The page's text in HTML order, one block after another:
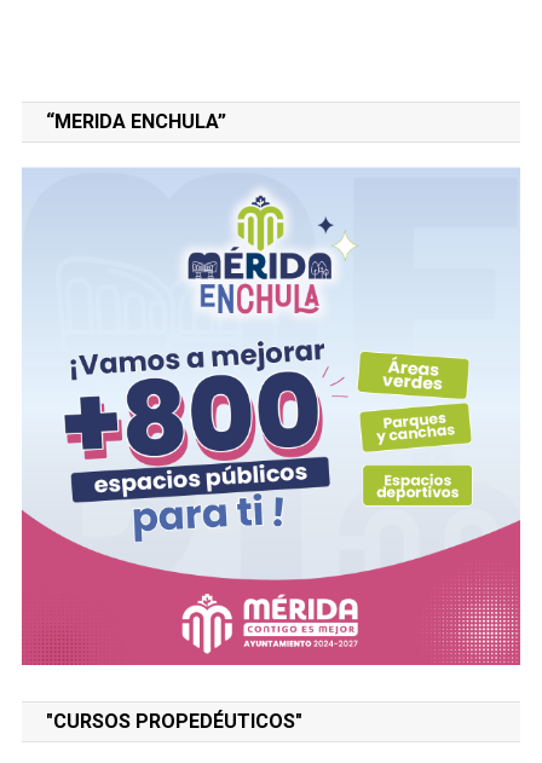
“MERIDA ENCHULA”
"CURSOS PROPEDÉUTICOS"